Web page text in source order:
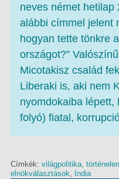
neves német hetilap
alábbi címmel jelent
hogyan tette tönkre
országot?”
Micotakisz család
Liberaki is, aki nem
nyomdokaiba lépett,
folyó) fiatal,
Címkék: világpolitika,
elnökválasztások, India